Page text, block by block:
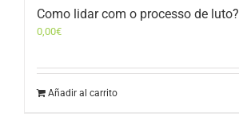
Como lidar com o processo de luto?
0,00€
Añadir al carrito